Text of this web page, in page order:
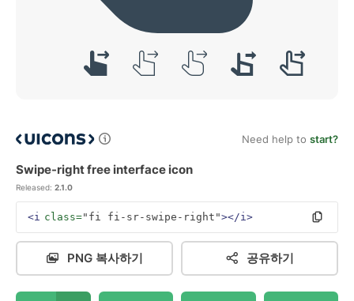
Need help to start?
Swipe-right free interface icon
Released: 2.1.0
<i class="fi fi-sr-swipe-right"></i>
PNG 복사하기 공유하기